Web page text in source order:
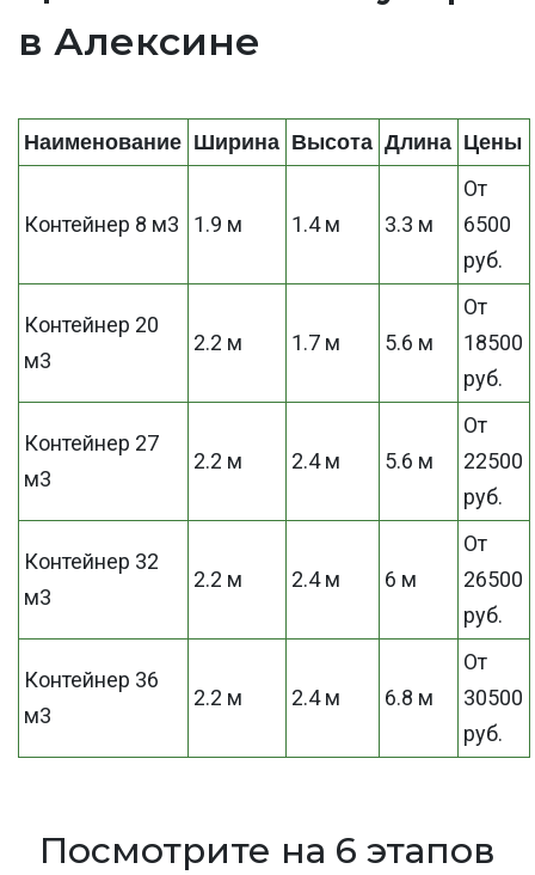
в Алексине
Наименование Ширина Высота Длина Цены
Контейнер 8 м3 1.9 м 1.4 м 3.3 м
От
6500
руб.
Контейнер 20
м3
2.2 м 1.7 м 5.6 м
От
18500
руб.
Контейнер 27
м3
2.2 м 2.4 м 5.6 м
От
22500
руб.
Контейнер 32
м3
2.2 м 2.4 м 6 м
От
26500
руб.
Контейнер 36
м3
2.2 м 2.4 м 6.8 м
От
30500
руб.
Посмотрите на 6 этапов